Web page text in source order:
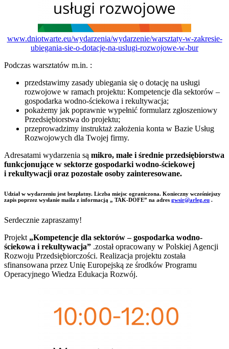
www.dniotwarte.eu/wydarzenia/wydarzenie/warsztaty-w-zakresie-
ubiegania-sie-o-dotacje-na-uslugi-rozwojowe-w-bur
Podczas warsztatów m.in. :
przedstawimy zasady ubiegania się o dotację na usługi
rozwojowe w ramach projektu: Kompetencje dla sektorów –
gospodarka wodno-ściekowa i rekultywacja;
pokażemy jak poprawnie wypełnić formularz zgłoszeniowy
Przedsiębiorstwa do projektu;
przeprowadzimy instruktaż założenia konta w Bazie Usług
Rozwojowych dla Twojej firmy.
Adresatami wydarzenia są mikro, małe i średnie przedsiębiorstwa
funkcjonujące w sektorze gospodarki wodno-ściekowej
i rekultywacji oraz pozostałe osoby zainteresowane.
Udział w wydarzeniu jest bezpłatny. Liczba miejsc ograniczona. Konieczny wcześniejszy
zapis poprzez wysłanie maila z informacją „ TAK-DOFE” na adres gwsir@arleg.eu .
Serdecznie zapraszamy!
Projekt „Kompetencje dla sektorów – gospodarka wodno-
ściekowa i rekultywacja” .został opracowany w Polskiej Agencji
Rozwoju Przedsiębiorczości. Realizacja projektu została
sfinansowana przez Unię Europejską ze środków Programu
Operacyjnego Wiedza Edukacja Rozwój.